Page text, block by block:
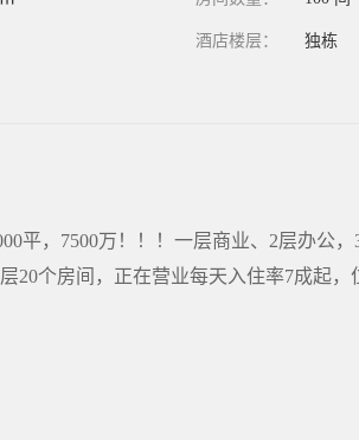
酒店楼层： 独栋
平，7500万！！！一层商业、2层办公
20个房间，正在营业每天入住率7成起